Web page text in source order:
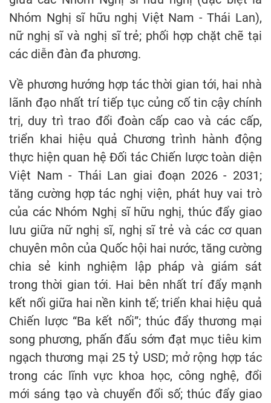
Nhóm Nghị sĩ hữu nghị Việt Nam - Thái Lan),
nữ nghị sĩ và nghị sĩ trẻ; phối hợp chặt chẽ tại
các diễn đàn đa phương.
Về phương hướng hợp tác thời gian tới, hai nhà
lãnh đạo nhất trí tiếp tục củng cố tin cậy chính
trị, duy trì trao đổi đoàn cấp cao và các cấp,
triển khai hiệu quả Chương trình hành động
thực hiện quan hệ Đối tác Chiến lược toàn diện
Việt Nam - Thái Lan giai đoạn 2026 - 2031;
tăng cường hợp tác nghị viện, phát huy vai trò
của các Nhóm Nghị sĩ hữu nghị, thúc đẩy giao
lưu giữa nữ nghị sĩ, nghị sĩ trẻ và các cơ quan
chuyên môn của Quốc hội hai nước, tăng cường
chia sẻ kinh nghiệm lập pháp và giám sát
trong thời gian tới. Hai bên nhất trí đẩy mạnh
kết nối giữa hai nền kinh tế; triển khai hiệu quả
Chiến lược “Ba kết nối”; thúc đẩy thương mại
song phương, phấn đấu sớm đạt mục tiêu kim
ngạch thương mại 25 tỷ USD; mở rộng hợp tác
trong các lĩnh vực khoa học, công nghệ, đổi
mới sáng tạo và chuyển đổi số; thúc đẩy giao